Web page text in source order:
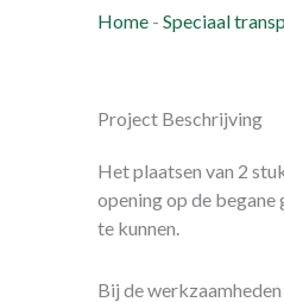
Home - Speciaal
Project Beschrijving
Het plaatsen van 2
opening op de
te kunnen.
Bij de